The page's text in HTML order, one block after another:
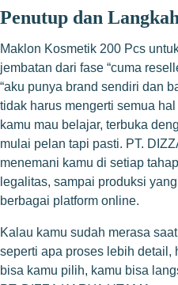
Penutup dan
Maklon Kosmetik 200 Pcs
jembatan dari fase “cuma
“aku punya brand sendiri dan
tidak harus mengerti semua
kamu mau belajar, terbuka
mulai pelan tapi pasti. PT.
menemani kamu di setiap
legalitas, sampai produksi
berbagai platform online.
Kalau kamu sudah merasa
seperti apa proses lebih detail,
bisa kamu pilih, kamu bisa